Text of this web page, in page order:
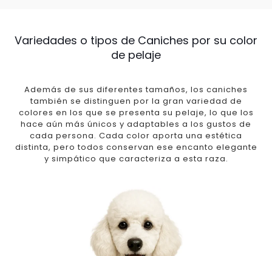
Variedades o tipos de Caniches por su color
de pelaje
Además de sus diferentes tamaños, los caniches
también se distinguen por la gran variedad de
colores en los que se presenta su pelaje, lo que los
hace aún más únicos y adaptables a los gustos de
cada persona. Cada color aporta una estética
distinta, pero todos conservan ese encanto elegante
y simpático que caracteriza a esta raza.